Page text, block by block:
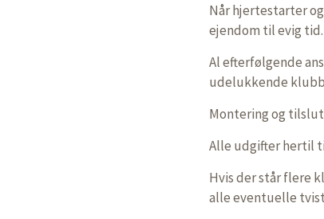
Når hjertestarter
ejendom til evig tid.
Al efterfølgende
udelukkende
Montering og
Alle udgifter hertil
Hvis der står flere
alle eventuelle